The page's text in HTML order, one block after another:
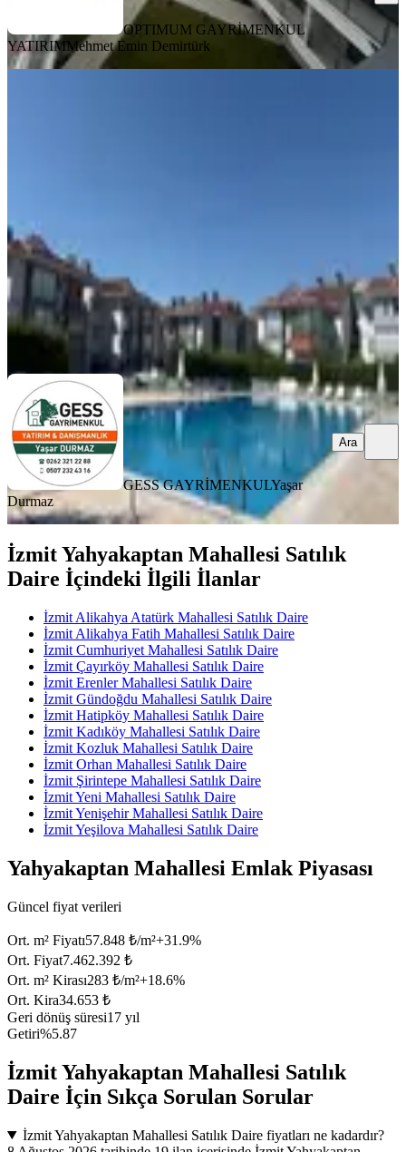
OPTIMUM GAYRİMENKUL
YATIRIMMehmet Emin Demirtürk
GESS GAYRİMENKUL Yaşar Durmaz
GESS GAYRİMENKULYaşar
Durmaz
Ara
İzmit Yahyakaptan Mahallesi Satılık
Daire İçindeki İlgili İlanlar
İzmit Alikahya Atatürk Mahallesi Satılık Daire
İzmit Alikahya Fatih Mahallesi Satılık Daire
İzmit Cumhuriyet Mahallesi Satılık Daire
İzmit Çayırköy Mahallesi Satılık Daire
İzmit Erenler Mahallesi Satılık Daire
İzmit Gündoğdu Mahallesi Satılık Daire
İzmit Hatipköy Mahallesi Satılık Daire
İzmit Kadıköy Mahallesi Satılık Daire
İzmit Kozluk Mahallesi Satılık Daire
İzmit Orhan Mahallesi Satılık Daire
İzmit Şirintepe Mahallesi Satılık Daire
İzmit Yeni Mahallesi Satılık Daire
İzmit Yenişehir Mahallesi Satılık Daire
İzmit Yeşilova Mahallesi Satılık Daire
Yahyakaptan Mahallesi Emlak Piyasası
Güncel fiyat verileri
Ort. m² Fiyatı57.848 ₺/m²+31.9%
Ort. Fiyat7.462.392 ₺
Ort. m² Kirası283 ₺/m²+18.6%
Ort. Kira34.653 ₺
Geri dönüş süresi17 yıl
Getiri%5.87
İzmit Yahyakaptan Mahallesi Satılık
Daire İçin Sıkça Sorulan Sorular
İzmit Yahyakaptan Mahallesi Satılık Daire fiyatları ne kadardır?